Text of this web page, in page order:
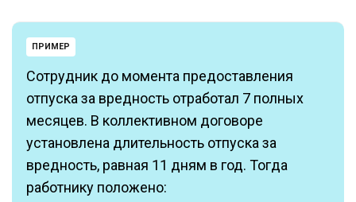
ПРИМЕР
Сотрудник до момента предоставления
отпуска за вредность отработал 7 полных
месяцев. В коллективном договоре
установлена длительность отпуска за
вредность, равная 11 дням в год. Тогда
работнику положено: